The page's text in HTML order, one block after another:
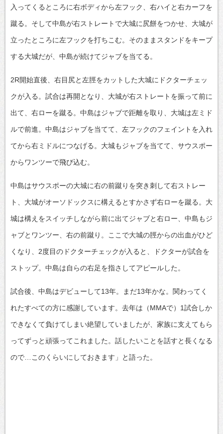
入ってくるところに右ボディから左フック、右ハイと右カーフを
蹴る。そして中島が右ストレートで大城に尻餅をつかせ、大城が
立ったところに左フックを打ちこむ。そのままスタンドをキープ
する大城だが、中島が続けてジャブを当てる。
2R開始直後、右目尻と左脛をカットした大城にドクターチェッ
クが入る。試合は再開となり、大城が右ストレートを振って前に
出て、右ローを蹴る。中島はジャブで距離を取り、大城は左ミド
ルで前進。中島はジャブを当てて、左フックのフェイントを入れ
てから右ミドルにつなげる。大城もジャブを当てて、サウスポー
からワンツーで飛び込む。
中島はサウスポーの大城に右の前蹴りを突き刺して右ストレー
ト、大城がオーソドックスに構えるとすかさず右ローを蹴る。大
城は構えをスイッチしながら前に出てジャブと右ロー、中島もジ
ャブとワンツー、右の前蹴り。ここで大城の脛からの出血がひど
くなり、2度目のドクターチェックが入ると、ドクターが試合を
ストップ。中島は自らの右足を指さしてアピールした。
試合後、中島はデビューして13年。まだ13年かな。関わってく
れたすべての方に感謝しています。去年は（MMAで）1試合しか
できなくて負けてしまい絶望していましたが、家族に支えてもら
ってずっと頑張ってこれました。話したいことを話すと長くなる
ので…このくらいにしておきます」と語った。